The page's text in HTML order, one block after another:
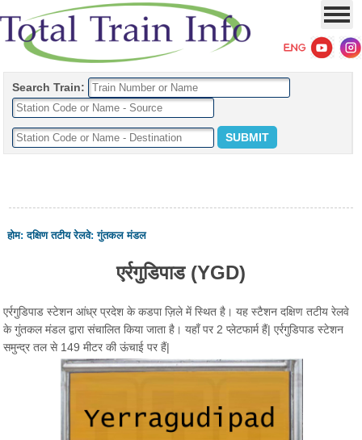
Search Train:
होम:दक्षिण तटीय रेलवे:गुंतकल मंडल
एर्रगुडिपाड (YGD)
एर्रगुडिपाड स्टेशन आंध्र प्रदेश के कडपा ज़िले में स्थित है। यह स्टैशन दक्षिण तटीय रेलवे
के गुंतकल मंडल द्वारा संचालित किया जाता है। यहाँ पर 2 प्लेटफार्म हैं| एर्रगुडिपाड स्टेशन
समुन्द्र तल से 149 मीटर की ऊंचाई पर हैं|